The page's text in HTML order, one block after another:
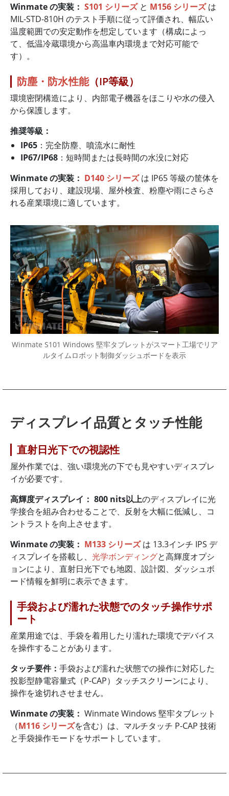
Winmate の実装： S101 シリーズと M156 シリーズは
MIL-STD-810H のテスト手順に従って評価され、幅広い
温度範囲での安定動作を想定しています（構成によっ
て、低温冷蔵環境から高温車内環境まで対応可能で
す）。
防塵・防水性能（IP等級）
環境密閉構造により、内部電子機器をほこりや水の侵入
から保護します。
推奨等級：
IP65 ：完全防塵、噴流水に耐性
IP67/IP68 ：短時間または長時間の水没に対応
Winmate の実装： D140 シリーズは IP65 等級の筐体を
採用しており、建設現場、屋外検査、粉塵や雨にさらさ
れる産業環境に適しています。
Winmate S101 Windows 堅牢タブレットがスマート工場でリア
ルタイムロボット制御ダッシュボードを表示
ディスプレイ品質とタッチ性能
直射日光下での視認性
屋外作業では、強い環境光の下でも見やすいディスプレ
イが必要です。
高輝度ディスプレイ： 800 nits以上のディスプレイに光
学接合を組み合わせることで、反射を大幅に低減し、コ
ントラストを向上させます。
Winmate の実装： M133 シリーズは 13.3インチ IPS デ
ィスプレイを搭載し、 光学ボンディングと高輝度オプシ
ョンにより、直射日光下でも地図、設計図、ダッシュボ
ード情報を鮮明に表示できます。
手袋および濡れた状態でのタッチ操作サポ
ート
産業用途では、手袋を着用したり濡れた環境でデバイス
を操作することがあります。
タッチ要件： 手袋および濡れた状態での操作に対応した
投影型静電容量式（P-CAP）タッチスクリーンにより、
操作を途切れさせません。
Winmate の実装： Winmate Windows 堅牢タブレット
（M116 シリーズを含む）は、マルチタッチ P-CAP 技術
と手袋操作モードをサポートしています。